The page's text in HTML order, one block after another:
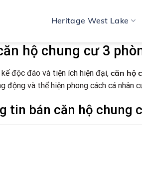
Heritage West Lake
hộ chung cư 3
độc đáo và tiện ích hiện đại, căn hộ
động và thể hiện phong cách cá nhân
tin bán căn hộ chung